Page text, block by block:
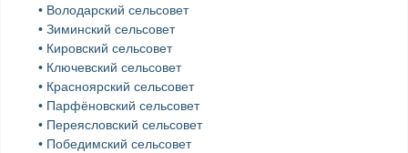
• Володарский сельсовет
• Зиминский сельсовет
• Кировский сельсовет
• Ключевский сельсовет
• Красноярский сельсовет
• Парфёновский сельсовет
• Переясловский сельсовет
• Победимский сельсовет